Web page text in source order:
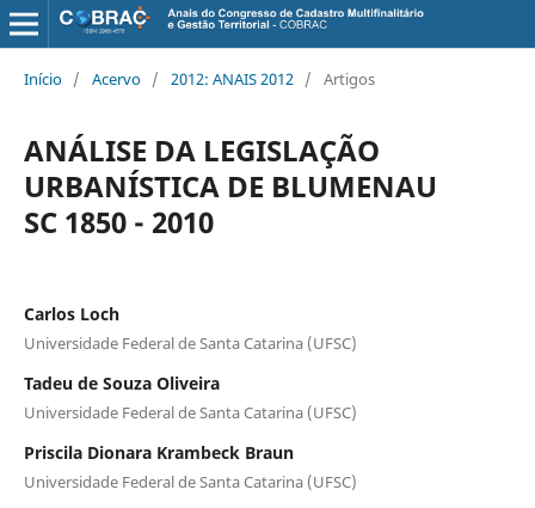
Início / Acervo / 2012: ANAIS 2012 / Artigos
ANÁLISE DA LEGISLAÇÃO
URBANÍSTICA DE BLUMENAU
SC 1850 - 2010
Carlos Loch
Universidade Federal de Santa Catarina (UFSC)
Tadeu de Souza Oliveira
Universidade Federal de Santa Catarina (UFSC)
Priscila Dionara Krambeck Braun
Universidade Federal de Santa Catarina (UFSC)